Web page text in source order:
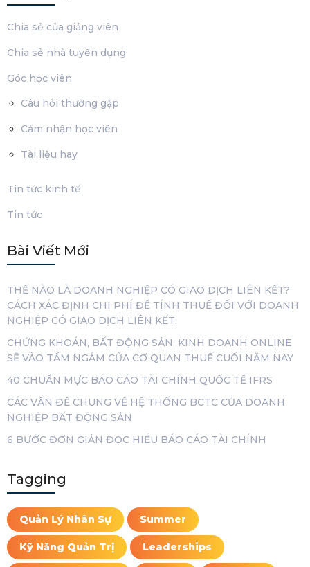
Chia sẻ của giảng viên
Chia sẻ nhà tuyển dụng
Góc học viên
Câu hỏi thường gặp
Cảm nhận học viên
Tài liệu hay
Tin tức kinh tế
Tin tức
Bài Viết Mới
THẾ NÀO LÀ DOANH NGHIỆP CÓ GIAO DỊCH LIÊN KẾT?
CÁCH XÁC ĐỊNH CHI PHÍ ĐỂ TÍNH THUẾ ĐỐI VỚI DOANH
NGHIỆP CÓ GIAO DỊCH LIÊN KẾT.
CHỨNG KHOÁN, BẤT ĐỘNG SẢN, KINH DOANH ONLINE
SẼ VÀO TẦM NGẮM CỦA CƠ QUAN THUẾ CUỐI NĂM NAY
40 CHUẨN MỰC BÁO CÁO TÀI CHÍNH QUỐC TẾ IFRS
CÁC VẤN ĐỀ CHUNG VỀ HỆ THỐNG BCTC CỦA DOANH
NGHIỆP BẤT ĐỘNG SẢN
6 BƯỚC ĐƠN GIẢN ĐỌC HIỂU BÁO CÁO TÀI CHÍNH
Tagging
Quản Lý Nhân Sự Summer
Kỹ Năng Quản Trị Leaderships